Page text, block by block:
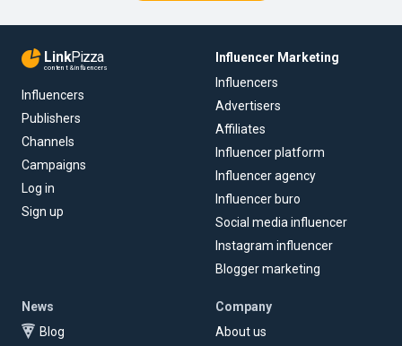
LinkPizza
content & influencers
Influencers
Publishers
Channels
Campaigns
Log in
Sign up
Influencer Marketing
Influencers
Advertisers
Affiliates
Influencer platform
Influencer agency
Influencer buro
Social media influencer
Instagram influencer
Blogger marketing
News
Blog
Company
About us